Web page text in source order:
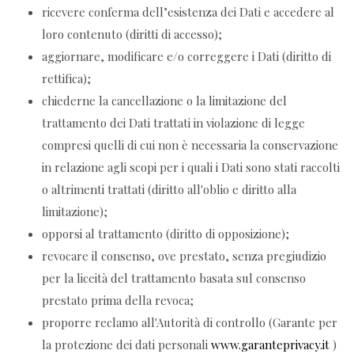
ricevere conferma dell’esistenza dei Dati e accedere al
loro contenuto (diritti di accesso);
aggiornare, modificare e/o correggere i Dati (diritto di
rettifica);
chiederne la cancellazione o la limitazione del
trattamento dei Dati trattati in violazione di legge
compresi quelli di cui non è necessaria la conservazione
in relazione agli scopi per i quali i Dati sono stati raccolti
o altrimenti trattati (diritto all'oblio e diritto alla
limitazione);
opporsi al trattamento (diritto di opposizione);
revocare il consenso, ove prestato, senza pregiudizio
per la liceità del trattamento basata sul consenso
prestato prima della revoca;
proporre reclamo all'Autorità di controllo (Garante per
la protezione dei dati personaliwww.garanteprivacy.it )